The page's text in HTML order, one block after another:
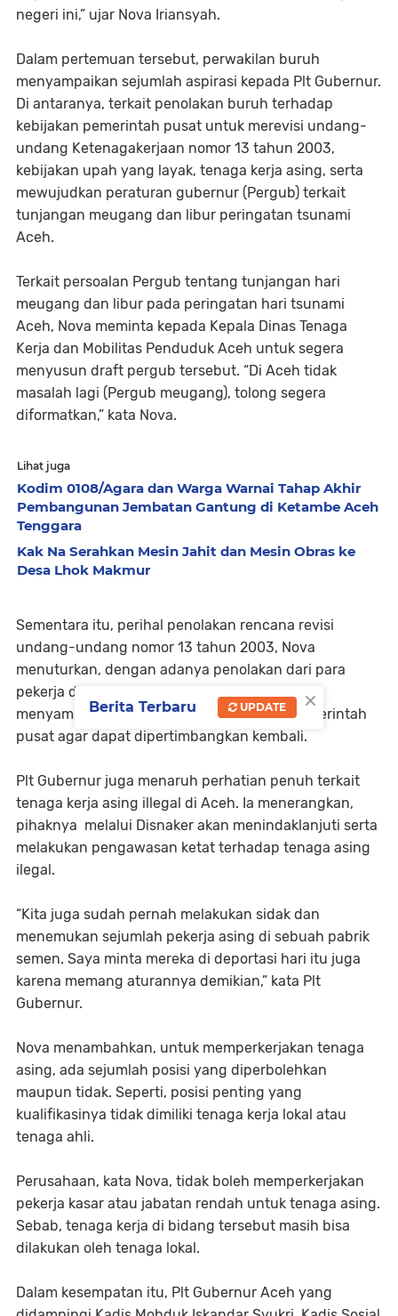
negeri ini,” ujar Nova Iriansyah.
Dalam pertemuan tersebut, perwakilan buruh
menyampaikan sejumlah aspirasi kepada Plt Gubernur.
Di antaranya, terkait penolakan buruh terhadap
kebijakan pemerintah pusat untuk merevisi undang-
undang Ketenagakerjaan nomor 13 tahun 2003,
kebijakan upah yang layak, tenaga kerja asing, serta
mewujudkan peraturan gubernur (Pergub) terkait
tunjangan meugang dan libur peringatan tsunami
Aceh.
Terkait persoalan Pergub tentang tunjangan hari
meugang dan libur pada peringatan hari tsunami
Aceh, Nova meminta kepada Kepala Dinas Tenaga
Kerja dan Mobilitas Penduduk Aceh untuk segera
menyusun draft pergub tersebut. “Di Aceh tidak
masalah lagi (Pergub meugang), tolong segera
diformatkan,” kata Nova.
Lihat juga
Kodim 0108/Agara dan Warga Warnai Tahap Akhir
Pembangunan Jembatan Gantung di Ketambe Aceh
Tenggara
Kak Na Serahkan Mesin Jahit dan Mesin Obras ke
Desa Lhok Makmur
Sementara itu, perihal penolakan rencana revisi
undang-undang nomor 13 tahun 2003, Nova
menuturkan, dengan adanya penolakan dari para
pekerja di Aceh, maka pemerintah Aceh akan
menyampaikan aspirasi tersebut kepada pemerintah
pusat agar dapat dipertimbangkan kembali.
Plt Gubernur juga menaruh perhatian penuh terkait
tenaga kerja asing illegal di Aceh. Ia menerangkan,
pihaknya melalui Disnaker akan menindaklanjuti serta
melakukan pengawasan ketat terhadap tenaga asing
ilegal.
“Kita juga sudah pernah melakukan sidak dan
menemukan sejumlah pekerja asing di sebuah pabrik
semen. Saya minta mereka di deportasi hari itu juga
karena memang aturannya demikian,” kata Plt
Gubernur.
Nova menambahkan, untuk memperkerjakan tenaga
asing, ada sejumlah posisi yang diperbolehkan
maupun tidak. Seperti, posisi penting yang
kualifikasinya tidak dimiliki tenaga kerja lokal atau
tenaga ahli.
Perusahaan, kata Nova, tidak boleh memperkerjakan
pekerja kasar atau jabatan rendah untuk tenaga asing.
Sebab, tenaga kerja di bidang tersebut masih bisa
dilakukan oleh tenaga lokal.
Dalam kesempatan itu, Plt Gubernur Aceh yang
×
Berita Terbaru UPDATE